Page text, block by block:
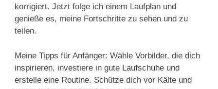
korrigiert. Jetzt folge ich einem Laufplan und
genieße es, meine Fortschritte zu sehen und zu
teilen.
Meine Tipps für Anfänger: Wähle Vorbilder, die dich
inspirieren, investiere in gute Laufschuhe und
erstelle eine Routine. Schütze dich vor Kälte und